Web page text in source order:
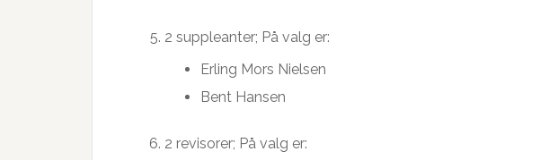
2 suppleanter; På valg er:
Erling Mors Nielsen
Bent Hansen
2 revisorer; På valg er: